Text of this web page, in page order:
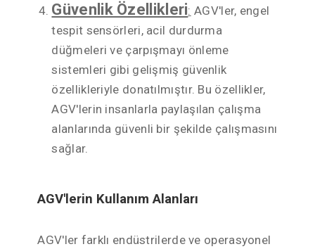
Güvenlik Özellikleri: AGV'ler, engel
tespit sensörleri, acil durdurma
düğmeleri ve çarpışmayı önleme
sistemleri gibi gelişmiş güvenlik
özellikleriyle donatılmıştır. Bu özellikler,
AGV'lerin insanlarla paylaşılan çalışma
alanlarında güvenli bir şekilde çalışmasını
sağlar.
AGV'lerin Kullanım Alanları
AGV'ler farklı endüstrilerde ve operasyonel